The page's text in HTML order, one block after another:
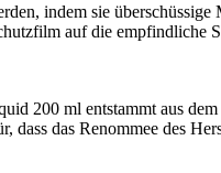
indem sie
auf die empfindliche
200 ml entstammt aus
dass das Renommee des